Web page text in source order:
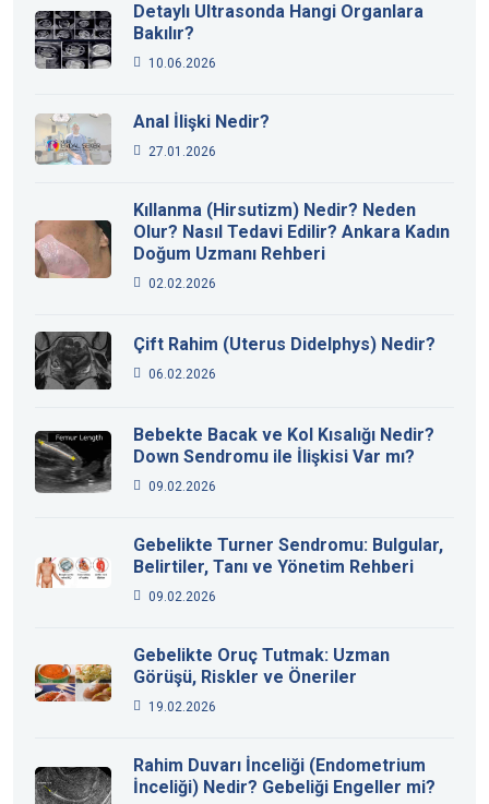
Detaylı Ultrasonda Hangi Organlara
Bakılır?
10.06.2026
Anal İlişki Nedir?
27.01.2026
Kıllanma (Hirsutizm) Nedir? Neden
Olur? Nasıl Tedavi Edilir? Ankara Kadın
Doğum Uzmanı Rehberi
02.02.2026
Çift Rahim (Uterus Didelphys) Nedir?
06.02.2026
Bebekte Bacak ve Kol Kısalığı Nedir?
Down Sendromu ile İlişkisi Var mı?
09.02.2026
Gebelikte Turner Sendromu: Bulgular,
Belirtiler, Tanı ve Yönetim Rehberi
09.02.2026
Gebelikte Oruç Tutmak: Uzman
Görüşü, Riskler ve Öneriler
19.02.2026
Rahim Duvarı İnceliği (Endometrium
İnceliği) Nedir? Gebeliği Engeller mi?